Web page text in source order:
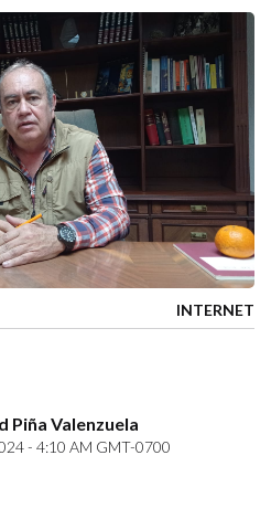
INTERNET
Piña Valenzuela
- 4:10 AM GMT-0700